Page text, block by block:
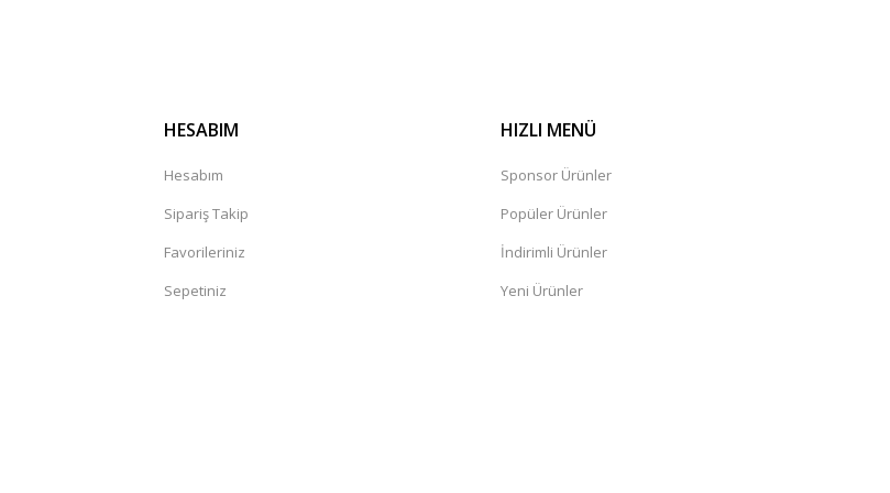
HESABIM
Hesabım
Sipariş Takip
Favorileriniz
Sepetiniz
HIZLI MENÜ
Sponsor Ürünler
Popüler Ürünler
İndirimli Ürünler
Yeni Ürünler